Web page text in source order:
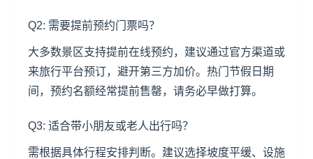
Q2: 需要提前预约门票吗？
大多数景区支持提前在线预约，建议通过官方渠道或
来旅行平台预订，避开第三方加价。热门节假日期
间，预约名额经常提前售罄，请务必早做打算。
Q3: 适合带小朋友或老人出行吗？
需根据具体行程安排判断。建议选择坡度平缓、设施